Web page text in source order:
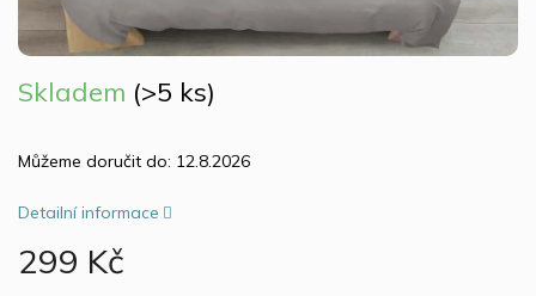
299 Kč
Skladem (>5 ks)
Můžeme doručit do: 12.8.2026
Detailní informace